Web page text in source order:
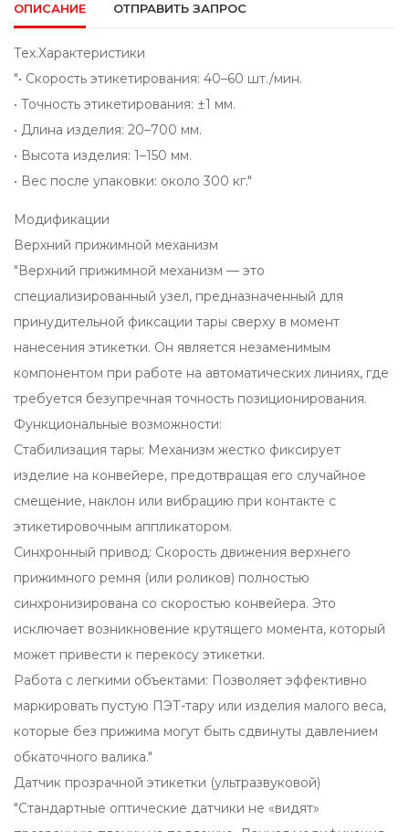
ОПИСАНИЕ ОТПРАВИТЬ ЗАПРОС
Тех.Характеристики
"• Скорость этикетирования: 40–60 шт./мин.
• Точность этикетирования: ±1 мм.
• Длина изделия: 20–700 мм.
• Высота изделия: 1–150 мм.
• Вес после упаковки: около 300 кг."
Модификации
Верхний прижимной механизм
"Верхний прижимной механизм — это
специализированный узел, предназначенный для
принудительной фиксации тары сверху в момент
нанесения этикетки. Он является незаменимым
компонентом при работе на автоматических линиях, где
требуется безупречная точность позиционирования.
Функциональные возможности:
Стабилизация тары: Механизм жестко фиксирует
изделие на конвейере, предотвращая его случайное
смещение, наклон или вибрацию при контакте с
этикетировочным аппликатором.
Синхронный привод: Скорость движения верхнего
прижимного ремня (или роликов) полностью
синхронизирована со скоростью конвейера. Это
исключает возникновение крутящего момента, который
может привести к перекосу этикетки.
Работа с легкими объектами: Позволяет эффективно
маркировать пустую ПЭТ-тару или изделия малого веса,
которые без прижима могут быть сдвинуты давлением
обкаточного валика."
Датчик прозрачной этикетки (ультразвуковой)
"Стандартные оптические датчики не «видят»